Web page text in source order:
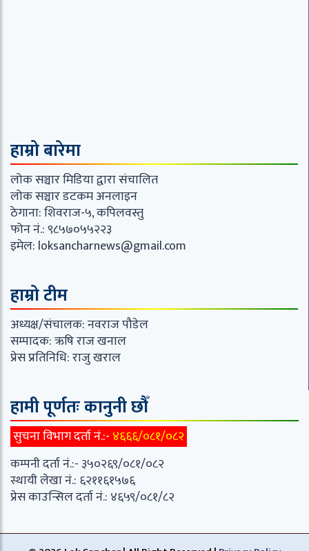
हाम्रो बारेमा
लोक सञ्चार मिडिया द्वारा संचालित
लोक सञ्चार डटकम अनलाइन
ठेगाना: शिवराज-५, कपिलवस्तु
फोन नं.: ९८५७०५५२२३
इमेल: loksancharnews@gmail.com
हाम्रो टीम
अध्यक्ष/संचालक: नवराज पौडेल
सम्पादक: ऋषि राज खनाल
प्रेस प्रतिनिधि: राजु खराल
हामी पूर्णतः कानुनी छौँ
सुचना विभाग दर्ता नं.:- ४६६६/०८१/०८२
कम्पनी दर्ता नं.:- ३५०२६९/०८१/०८२
स्थायी लेखा नं.: ६२११६१५७६
प्रेस काउन्सिल दर्ता नं.: ४६५९/०८१/८२